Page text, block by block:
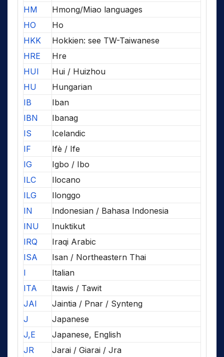
HM
Hmong/Miao languages
HO
Ho
HKK
Hokkien: see TW-Taiwanese
HRE
Hre
HUI
Hui / Huizhou
HU
Hungarian
IB
Iban
IBN
Ibanag
IS
Icelandic
IF
Ifè / Ife
IG
Igbo / Ibo
ILC
Ilocano
ILG
Ilonggo
IN
Indonesian / Bahasa Indonesia
INU
Inuktikut
IRQ
Iraqi Arabic
ISA
Isan / Northeastern Thai
I
Italian
ITA
Itawis / Tawit
JAI
Jaintia / Pnar / Synteng
J
Japanese
J,E
Japanese, English
JR
Jarai / Giarai / Jra